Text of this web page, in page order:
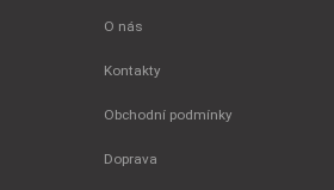
O nás
Kontakty
Obchodní podmínky
Doprava